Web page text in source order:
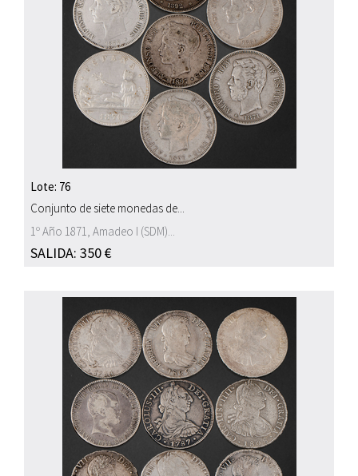
Lote: 76
Conjunto de siete monedas de...
1º Año 1871, Amadeo I (SDM)...
SALIDA: 350 €